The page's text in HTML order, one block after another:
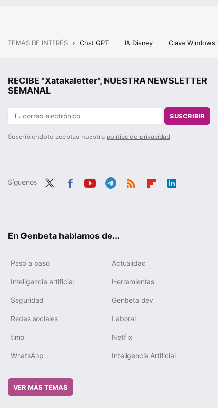
TEMAS DE INTERÉS Chat GPT IA Disney Clave Windows
RECIBE "Xatakaletter", NUESTRA NEWSLETTER
SEMANAL
SUSCRIBIR
Suscribiéndote aceptas nuestra política de privacidad
Síguenos
En Genbeta hablamos de...
Paso a paso Actualidad
Inteligencia artificial Herramientas
Seguridad Genbeta dev
Redes sociales Laboral
timo Netflix
WhatsApp Inteligencia Artificial
VER MÁS TEMAS